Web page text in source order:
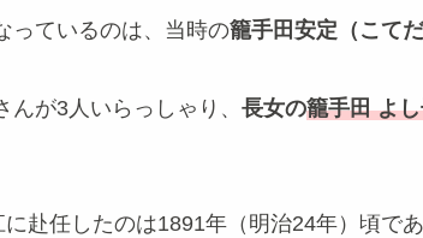
っているのは、当時の籠手田安定（こて
んが3人いらっしゃり、 長女の籠手田 よ
に赴任したのは1891年（明治24年）頃で